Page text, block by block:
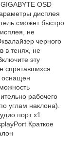
OSD
дисплея
сможет быстро
не
черного
в тенях, не
эту
спрятавшихся
оснащен
рабочего
углам наклона).
порт x1
Краткое